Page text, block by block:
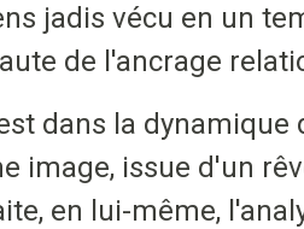
jadis vécu en un
de l'ancrage
dans la
image, issue d'un
en lui-même,